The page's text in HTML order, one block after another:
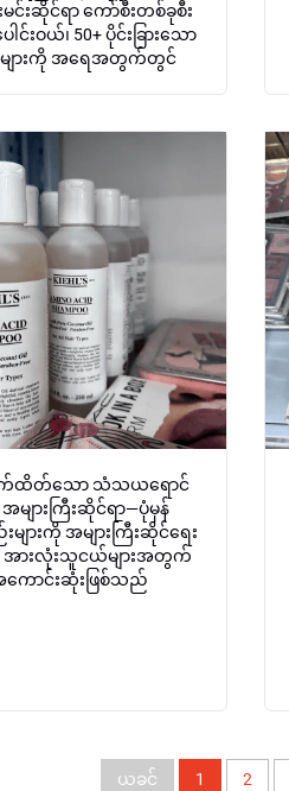
င်းဆိုင်ရာ ကော်စီးတစ်ခုစီး
ါင်းဝယ်၊ 50+ ပိုင်းခြားသော
များကို အရေအတွက်တွင်
ထိတ်သော သံသယရောင်
အများကြီးဆိုင်ရာ—ပုံမှန်
များကို အများကြီးဆိုင်ရေး
အားလုံးသူငယ်များအတွက်
ောင်းဆုံးဖြစ်သည်
ယခင် 1 2